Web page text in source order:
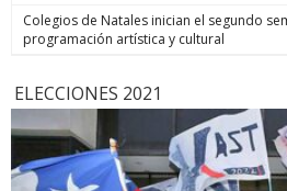
Colegios de Natales inician el segundo
programación artística y cultural
ELECCIONES 2021